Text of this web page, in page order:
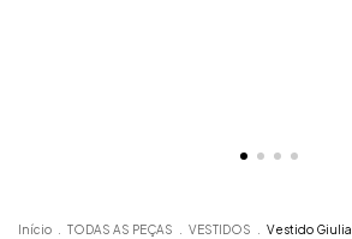
Início TODAS AS PEÇAS VESTIDOS Vestido Giulia